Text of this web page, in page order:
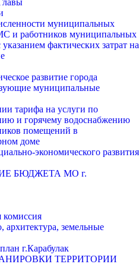
муниципальных
и работников муниципальных
фактических затрат на
развитие города
муниципальные
тарифа на услуги по
и горячему водоснабжению
помещений в
доме
экономического развития
БЮДЖЕТА МО г.
комиссия
архитектура, земельные
г.Карабулак
ТЕРРИТОРИИ